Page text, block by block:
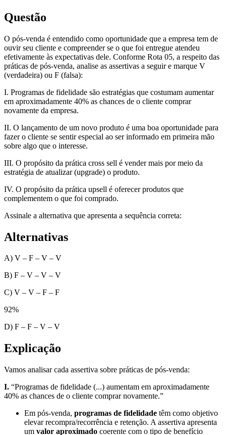
Questão
O pós-venda é entendido como oportunidade que a empresa tem de
ouvir seu cliente e compreender se o que foi entregue atendeu
efetivamente às expectativas dele. Conforme Rota 05, a respeito das
práticas de pós-venda, analise as assertivas a seguir e marque V
(verdadeira) ou F (falsa):
I. Programas de fidelidade são estratégias que costumam aumentar
em aproximadamente 40% as chances de o cliente comprar
novamente da empresa.
II. O lançamento de um novo produto é uma boa oportunidade para
fazer o cliente se sentir especial ao ser informado em primeira mão
sobre algo que o interesse.
III. O propósito da prática cross sell é vender mais por meio da
estratégia de atualizar (upgrade) o produto.
IV. O propósito da prática upsell é oferecer produtos que
complementem o que foi comprado.
Assinale a alternativa que apresenta a sequência correta:
Alternativas
A) V – F – V – V
B) F – V – V – V
C) V – V – F – F
92%
D) F – F – V – V
Explicação
Vamos analisar cada assertiva sobre práticas de pós-venda:
I. “Programas de fidelidade (...) aumentam em aproximadamente
40% as chances de o cliente comprar novamente.”
Em pós-venda, programas de fidelidade têm como objetivo
elevar recompra/recorrência e retenção. A assertiva apresenta
um valor aproximado coerente com o tipo de benefício